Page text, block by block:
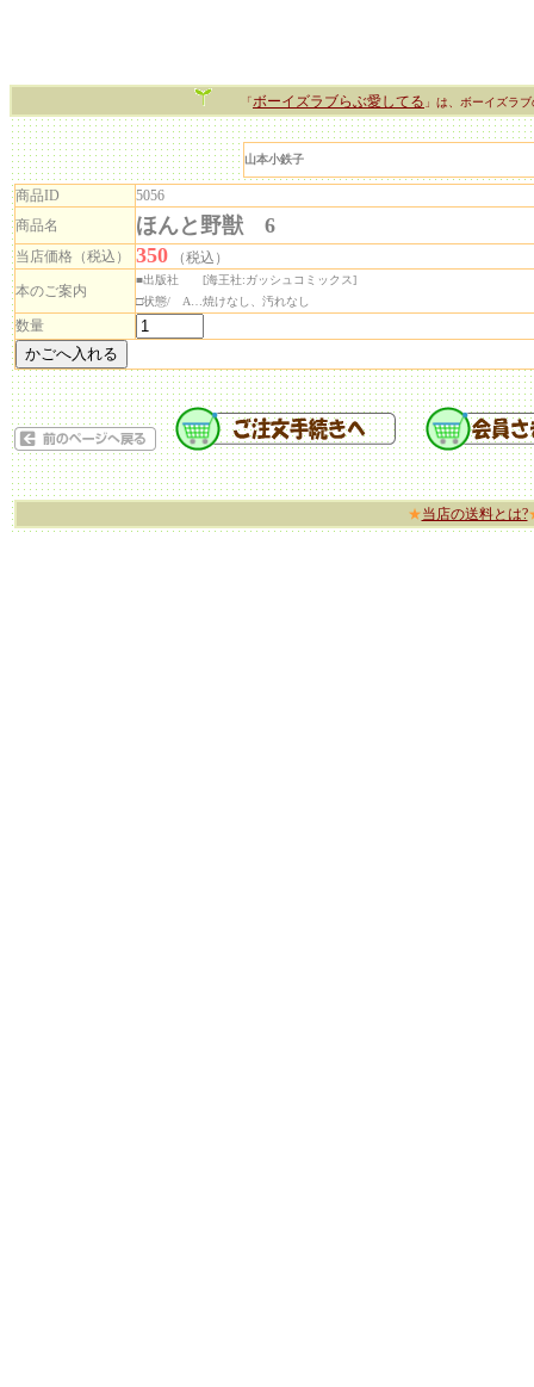
「ボーイズラブらぶ愛してる 」は、ボーイズラ
山本小鉄子
商品ID
5056
商品名
ほんと野獣 6
当店価格（税込） 350
（税込）
本のご案内
■出版社 [海王社:ガッシュコミックス]
□状態/ A…焼けなし、汚れなし
数量
★当店の送料とは?